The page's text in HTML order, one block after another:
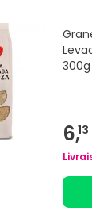
300g
6,